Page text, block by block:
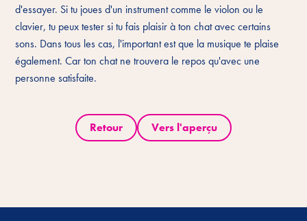
d'essayer. Si tu joues d'un instrument comme le violon ou le
clavier, tu peux tester si tu fais plaisir à ton chat avec certains
sons. Dans tous les cas, l'important est que la musique te plaise
également. Car ton chat ne trouvera le repos qu'avec une
personne satisfaite.
Retour Vers l'aperçu